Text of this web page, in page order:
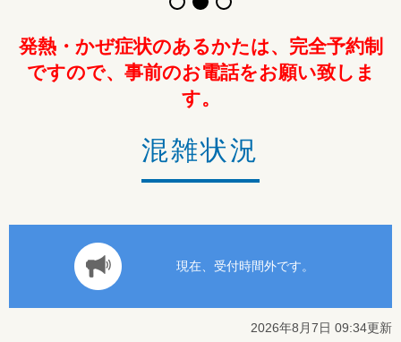
発熱・かぜ症状のあるかたは、完全予約制
ですので、事前のお電話をお願い致しま
す。
混雑状況